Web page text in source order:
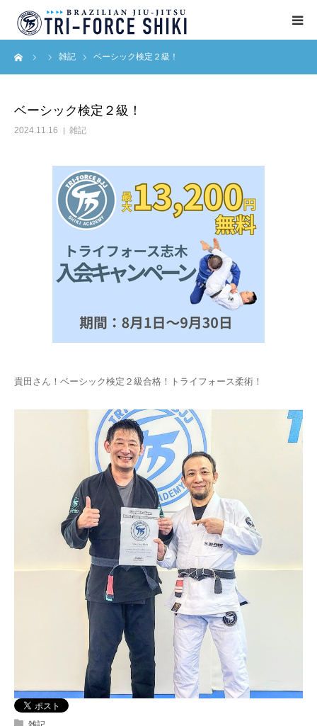
雑記 ベーシック検定２級！
ベーシック検定２級！
2024.11.16 雑記
貴田さん！ベーシック検定２級合格！トライフォース柔術！
ABOUT
BLOG
アクセス
English